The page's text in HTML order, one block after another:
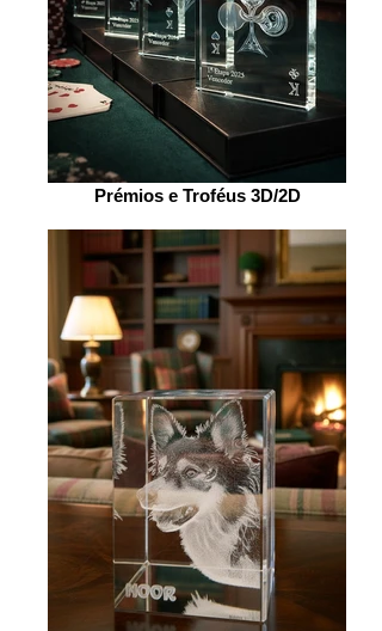
Prémios e Troféus 3D/2D